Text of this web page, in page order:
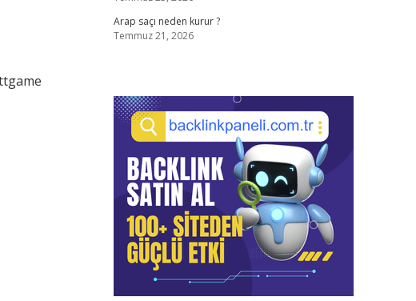
Arap saçı neden kurur ?
Temmuz 21, 2026